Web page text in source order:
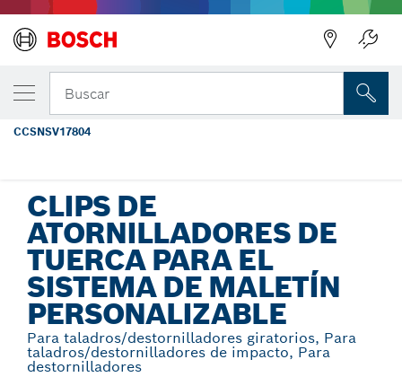
Buscar
Clips de atornilladores de tuerca para el sistema de maletín
CLIPS DE
ATORNILLADORES DE
TUERCA PARA EL
SISTEMA DE MALETÍN
PERSONALIZABLE
Para taladros/destornilladores giratorios, Para
taladros/destornilladores de impacto, Para
destornilladores
TU VARIANTE SELECCIONADA
Atornilladores de tuerca de 1-7/8" con
de maletín personalizable, 4 piezas
CCSNSV17804